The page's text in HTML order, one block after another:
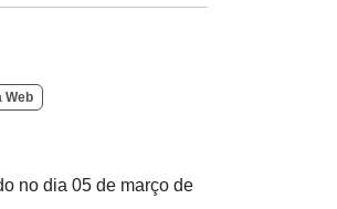
Web
no dia 05 de março de